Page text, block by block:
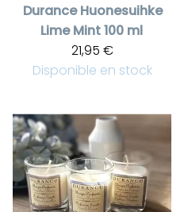
Durance Huonesuihke
Lime Mint 100 ml
21,95 €
Disponible en stock